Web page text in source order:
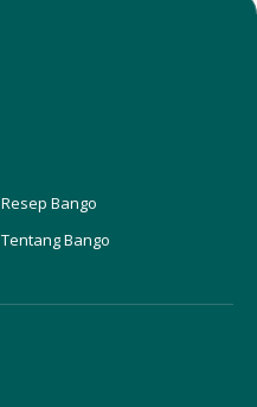
Resep Bango
Tentang Bango